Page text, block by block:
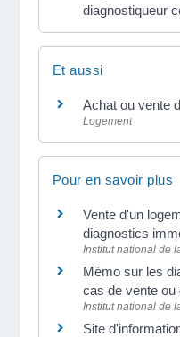
diagnostiqueur
Et aussi
Achat ou vente
Logement
Pour en savoir plus
Vente d'un
diagnostics
Institut national de
Mémo sur les
cas de vente ou
Institut national de
Site